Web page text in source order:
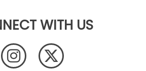
WITH US